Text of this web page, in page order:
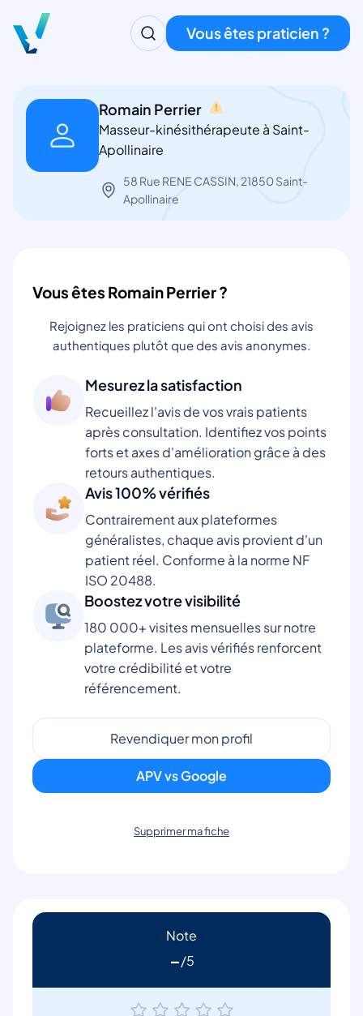
Vous êtes praticien ?
Romain Perrier
Masseur-kinésithérapeute à Saint-
Apollinaire
58 Rue RENE CASSIN, 21850 Saint-
Apollinaire
Vous êtes Romain Perrier ?
Rejoignez les praticiens qui ont choisi des avis
authentiques plutôt que des avis anonymes.
Mesurez la satisfaction
Recueillez l'avis de vos vrais patients
après consultation. Identifiez vos points
forts et axes d'amélioration grâce à des
retours authentiques.
Avis 100% vérifiés
Contrairement aux plateformes
généralistes, chaque avis provient d'un
patient réel. Conforme à la norme NF
ISO 20488.
Boostez votre visibilité
180 000+ visites mensuelles sur notre
plateforme. Les avis vérifiés renforcent
votre crédibilité et votre
référencement.
Revendiquer mon profil
APV vs Google
Supprimer ma fiche
Note
-